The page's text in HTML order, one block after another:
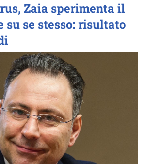
Zaia sperimenta il
su se stesso: risultato